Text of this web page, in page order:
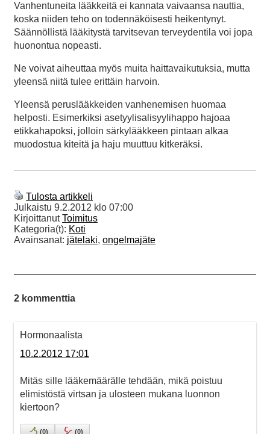
Vanhentuneita lääkkeitä ei kannata vaivaansa nauttia,
koska niiden teho on todennäköisesti heikentynyt.
Säännöllistä lääkitystä tarvitsevan terveydentila voi jopa
huonontua nopeasti.
Ne voivat aiheuttaa myös muita haittavaikutuksia, mutta
yleensä niitä tulee erittäin harvoin.
Yleensä peruslääkkeiden vanhenemisen huomaa
helposti. Esimerkiksi asetyylisalisyylihappo hajoaa
etikkahapoksi, jolloin särkylääkkeen pintaan alkaa
muodostua kiteitä ja haju muuttuu kitkeräksi.
Tulosta artikkeli
Julkaistu 9.2.2012 klo 07:00
KirjoittanutToimitus
Kategoria(t): Koti
Avainsanat: jätelaki, ongelmajäte
2 kommenttia
Hormonaalista
10.2.2012 17:01
Mitäs sille lääkemäärälle tehdään, mikä poistuu
elimistöstä virtsan ja ulosteen mukana luonnon
kiertoon?
(0) (0)